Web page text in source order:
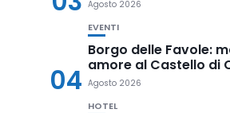
Agosto 2026
04
EVENTI
Borgo delle Favole:
amore al Castello di
Agosto 2026
HOTEL